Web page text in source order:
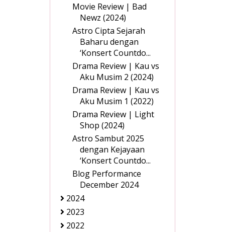
Movie Review | Bad
Newz (2024)
Astro Cipta Sejarah
Baharu dengan
‘Konsert Countdo...
Drama Review | Kau vs
Aku Musim 2 (2024)
Drama Review | Kau vs
Aku Musim 1 (2022)
Drama Review | Light
Shop (2024)
Astro Sambut 2025
dengan Kejayaan
‘Konsert Countdo...
Blog Performance
December 2024
2024
2023
2022